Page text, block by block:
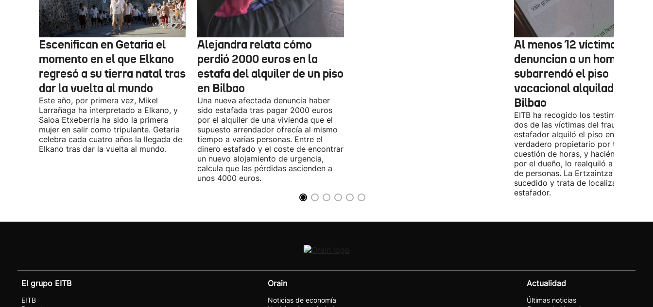
Escenifican en Getaria el
momento en el que Elkano
regresó a su tierra natal tras
dar la vuelta al mundo
Este año, por primera vez, Mikel
Larrañaga ha interpretado a Elkano, y
Saioa Etxeberria ha sido la primera
mujer en salir como tripulante. Getaria
celebra cada cuatro años la llegada de
Elkano tras dar la vuelta al mundo.
Alejandra relata cómo
perdió 2000 euros en la
estafa del alquiler de un piso
en Bilbao
Una nueva afectada denuncia haber
sido estafada tras pagar 2000 euros
por el alquiler de una vivienda que el
supuesto arrendador ofrecía al mismo
tiempo a varias personas. Entre el
dinero estafado y el coste de encontrar
un nuevo alojamiento de urgencia,
calcula que las pérdidas ascienden a
unos 4000 euros.
Al menos 12 víctimas
denuncian a un hombre
subarrendó el piso
vacacional alquilado en
Bilbao
EITB ha recogido los testimonios de
dos de las víctimas del fraude. El
estafador alquiló el piso en Airbnb a
verdadero propietario por tres días.
cuestión de horas, y haciéndose
por el dueño, lo realquiló a una
de personas. La Ertzaintza investiga
sucedido y trata de localizar al
estafador.
El grupo EITB
EITB
Orain
Noticias de economía
Actualidad
Últimas noticias